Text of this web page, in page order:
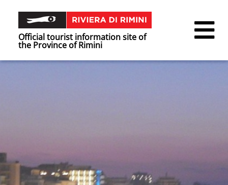
Official tourist information site of
the Province of Rimini